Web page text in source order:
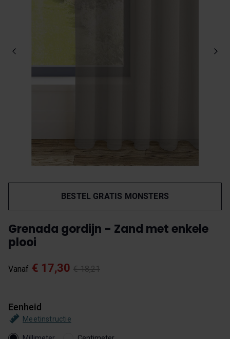
BESTEL GRATIS MONSTERS
Grenada gordijn - Zand met enkele
plooi
Vanaf € 18,21
€ 17,30
Eenheid
Meetinstructie